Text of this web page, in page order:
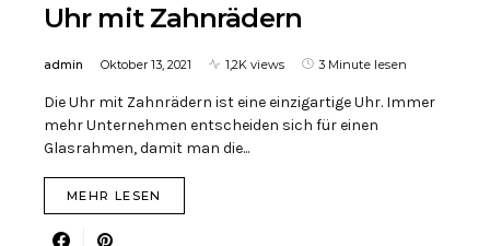
Uhr mit Zahnrädern
admin Oktober 13, 2021 1,2K views 3 Minute lesen
Die Uhr mit Zahnrädern ist eine einzigartige Uhr. Immer
mehr Unternehmen entscheiden sich für einen
Glasrahmen, damit man die...
MEHR LESEN